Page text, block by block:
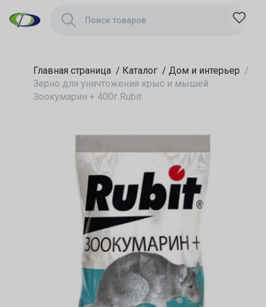
Главная страница / Каталог / Дом и интерьер /
Зерно для уничтожения крыс и мышей
Зоокумарин + 400г Rubit